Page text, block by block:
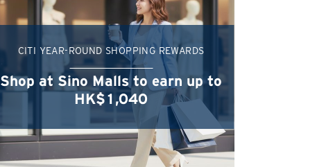
CITI YEAR-ROUND SHOPPING REWARDS
Shop at Sino Malls to earn up to
HK$1,040